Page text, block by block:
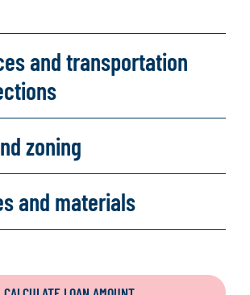
and transportation
zoning
and materials